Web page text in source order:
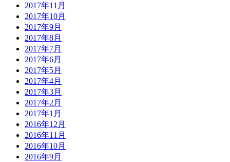
2017年11月
2017年10月
2017年9月
2017年8月
2017年7月
2017年6月
2017年5月
2017年4月
2017年3月
2017年2月
2017年1月
2016年12月
2016年11月
2016年10月
2016年9月